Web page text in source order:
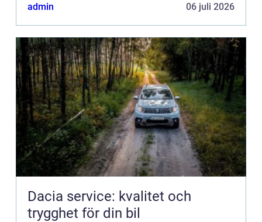
admin
06 juli 2026
Dacia service: kvalitet och
trygghet för din bil